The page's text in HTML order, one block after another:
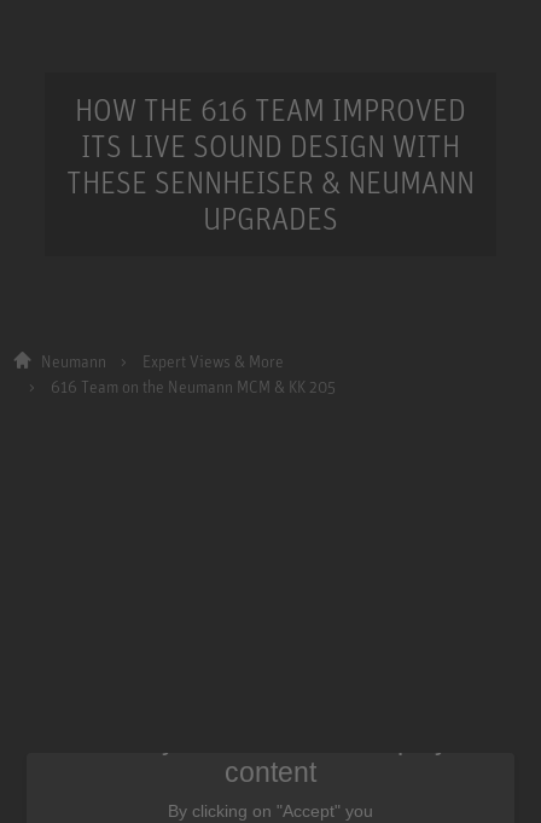
HOW THE 616 TEAM IMPROVED
ITS LIVE SOUND DESIGN WITH
THESE SENNHEISER & NEUMANN
UPGRADES
Neumann
Expert Views & More
616 Team on the Neumann MCM & KK 205
content
By clicking on "Accept" you